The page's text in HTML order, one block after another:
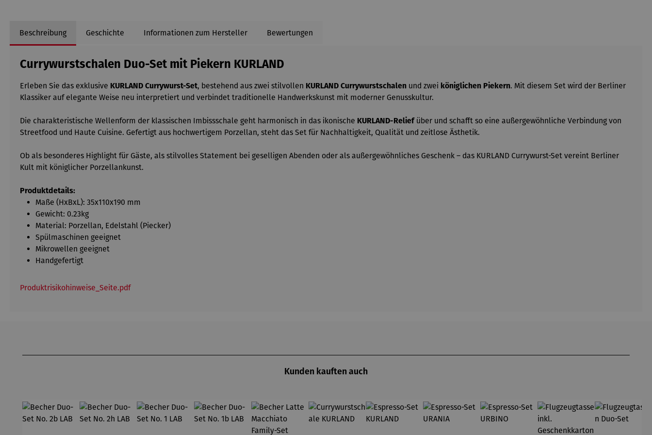
Beschreibung Geschichte Informationen zum Hersteller Bewertungen
Currywurstschalen Duo-Set mit Piekern KURLAND
Erleben Sie das exklusive KURLAND Currywurst-Set, bestehend aus zwei stilvollen KURLAND Currywurstschalen und zwei königlichen Piekern. Mit diesem Set wird der Berliner
Klassiker auf elegante Weise neu interpretiert und verbindet traditionelle Handwerkskunst mit moderner Genusskultur.
Die charakteristische Wellenform der klassischen Imbissschale geht harmonisch in das ikonische KURLAND-Reliefüber und schafft so eine außergewöhnliche Verbindung von
Streetfood und Haute Cuisine. Gefertigt aus hochwertigem Porzellan, steht das Set für Nachhaltigkeit, Qualität und zeitlose Ästhetik.
Ob als besonderes Highlight für Gäste, als stilvolles Statement bei geselligen Abenden oder als außergewöhnliches Geschenk – das KURLAND Currywurst-Set vereint Berliner
Kult mit königlicher Porzellankunst.
Produktdetails:
Maße (HxBxL): 35x110x190 mm
Gewicht: 0.23kg
Material: Porzellan, Edelstahl (Piecker)
Spülmaschinen geeignet
Mikrowellen geeignet
Handgefertigt
Produktrisikohinweise_Seite.pdf
Kunden kauften auch